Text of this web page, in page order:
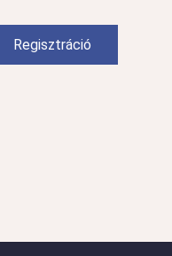
Regisztráció